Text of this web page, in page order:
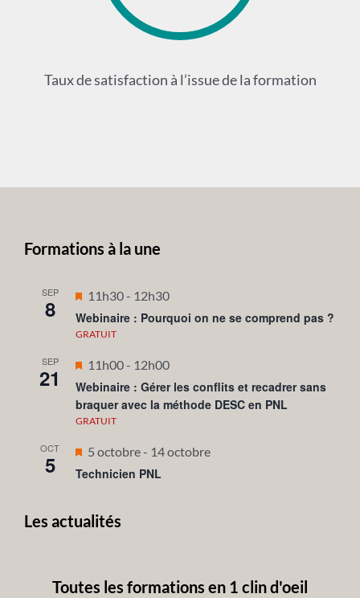
Taux de satisfaction à l’issue de la formation
Formations à la une
SEP
8
Mis
en
avant
11h30- 12h30
Webinaire : Pourquoi on ne se comprend pas ?
GRATUIT
SEP
21
Mis
en
avant
11h00- 12h00
Webinaire : Gérer les conflits et recadrer sans
braquer avec la méthode DESC en PNL
GRATUIT
OCT
5
Mis
en
5 octobre- 14 octobre
Technicien PNL
Les actualités
Toutes les formations en 1 clin d'oeil